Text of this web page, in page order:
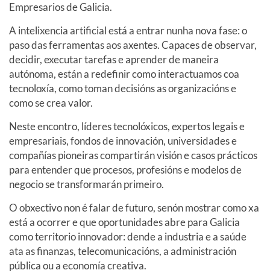
Empresarios de Galicia.
A intelixencia artificial está a entrar nunha nova fase: o
paso das ferramentas aos axentes. Capaces de observar,
decidir, executar tarefas e aprender de maneira
autónoma, están a redefinir como interactuamos coa
tecnoloxía, como toman decisións as organizacións e
como se crea valor.
Neste encontro, líderes tecnolóxicos, expertos legais e
empresariais, fondos de innovación, universidades e
compañías pioneiras compartirán visión e casos prácticos
para entender que procesos, profesións e modelos de
negocio se transformarán primeiro.
O obxectivo non é falar de futuro, senón mostrar como xa
está a ocorrer e que oportunidades abre para Galicia
como territorio innovador: dende a industria e a saúde
ata as finanzas, telecomunicacións, a administración
pública ou a economía creativa.